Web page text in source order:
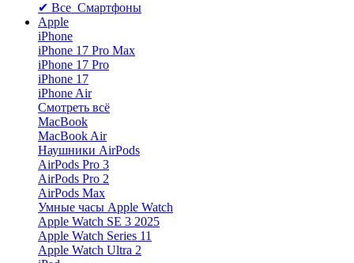
✔ Все Смартфоны
Apple
iPhone
iPhone 17 Pro Max
iPhone 17 Pro
iPhone 17
iPhone Air
Смотреть всё
MacBook
MacBook Air
Наушники AirPods
AirPods Pro 3
AirPods Pro 2
AirPods Max
Умные часы Apple Watch
Apple Watch SE 3 2025
Apple Watch Series 11
Apple Watch Ultra 2